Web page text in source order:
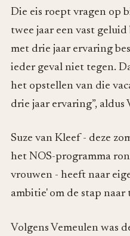
Die eis roept vragen op
twee jaar een vast
met drie jaar ervaring
ieder geval niet tegen.
het opstellen van die
drie jaar ervaring”, aldus
Suze van Kleef - deze
het NOS-programma
vrouwen - heeft naar
ambitie' om de stap
Volgens Vemeulen was